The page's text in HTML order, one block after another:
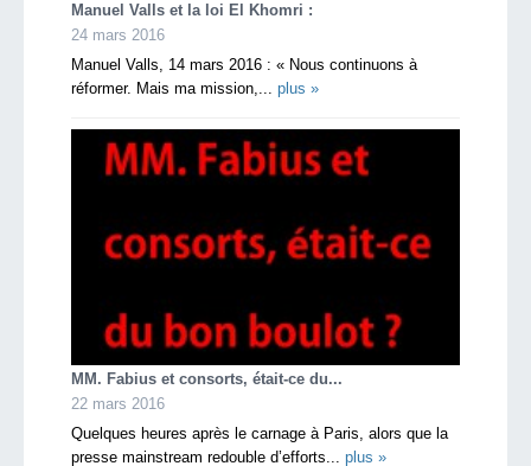
Manuel Valls et la loi El Khomri :
24 mars 2016
Manuel Valls, 14 mars 2016 : « Nous continuons à
réformer. Mais ma mission,... plus »
MM. Fabius et consorts, était-ce du...
22 mars 2016
Quelques heures après le carnage à Paris, alors que la
presse mainstream redouble d’efforts... plus »